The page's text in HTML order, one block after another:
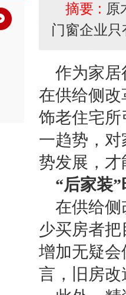
摘要 : 原
门窗企业
作为家居
在供给侧
饰老住宅
一趋势，
势发展，
“后家装
在供给侧
少买房者
增加无疑
言，旧房